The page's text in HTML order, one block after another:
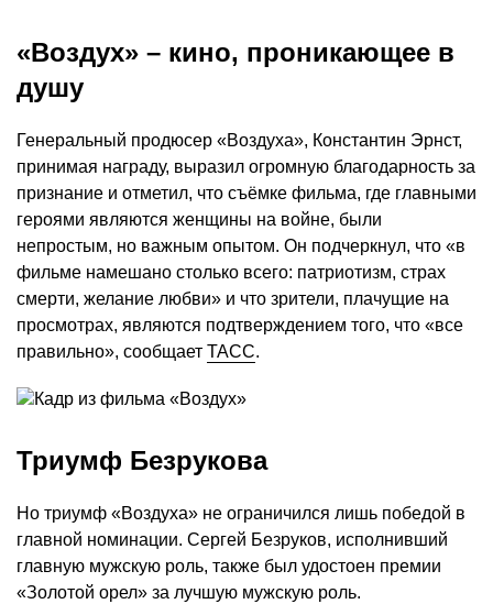
«Воздух» – кино, проникающее в
душу
Генеральный продюсер «Воздуха», Константин Эрнст,
принимая награду, выразил огромную благодарность за
признание и отметил, что съёмке фильма, где главными
героями являются женщины на войне, были
непростым, но важным опытом. Он подчеркнул, что «в
фильме намешано столько всего: патриотизм, страх
смерти, желание любви» и что зрители, плачущие на
просмотрах, являются подтверждением того, что «все
правильно», сообщает ТАСС.
Триумф Безрукова
Но триумф «Воздуха» не ограничился лишь победой в
главной номинации. Сергей Безруков, исполнивший
главную мужскую роль, также был удостоен премии
«Золотой орел» за лучшую мужскую роль.